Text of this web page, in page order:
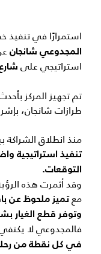
استمرارًا في تنفيذ
المجدوعي شانجان
استراتيجي على
تم تجهيز المركز
طرازات شانجان،
منذ انطلاق
تنفيذ استراتيجية
التوقعات.
وقد أثمرت هذه
معتميز ملحوظ عن
وتوفر قطع الغيار
فالمجدوعي لا
في كل نقطة من